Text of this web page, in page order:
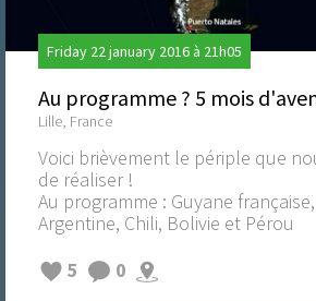
Friday 22 january 2016 à 21h05
Au programme ? 5 mois
Lille, France
Voici brièvement le périple que
de réaliser !
Au programme : Guyane
Argentine, Chili, Bolivie et Pérou
5
0